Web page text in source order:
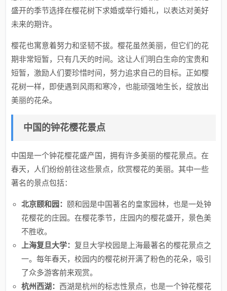
盛开的季节选择在樱花树下求婚或举行婚礼，以表达对美好
未来的期许。
樱花也寓意着努力和坚韧不拔。樱花虽然美丽，但它们的花
期非常短暂，只有几天的时间。这让人们明白生命的宝贵和
短暂，激励人们要珍惜时间，努力追求自己的目标。正如樱
花树一样，即使遇到风雨和寒冷，也能顽强地生长，绽放出
美丽的花朵。
中国的钟花樱花景点
中国是一个钟花樱花盛产国，拥有许多美丽的樱花景点。在
春天，人们纷纷前往这些景点，欣赏樱花的美丽。其中一些
著名的景点包括：
北京颐和园：
颐和园是中国著名的皇家园林，也是一处钟
花樱花的庄园。在樱花季节，庄园内的樱花盛开，景色美
不胜收。
上海复旦大学： 复旦大学校园是上海最著名的樱花景点之
一。每年春天，校园内的樱花树开满了粉色的花朵，吸引
了众多游客前来观赏。
杭州西湖： 西湖是杭州的标志性景点，也是一个钟花樱花